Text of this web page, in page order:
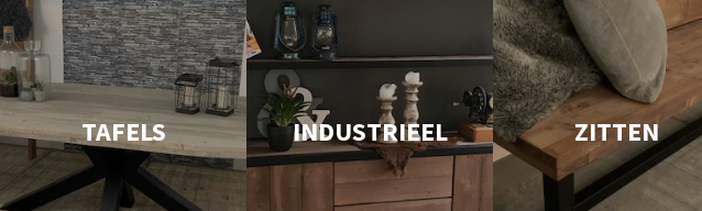
TAFELS INDUSTRIEEL ZITTEN